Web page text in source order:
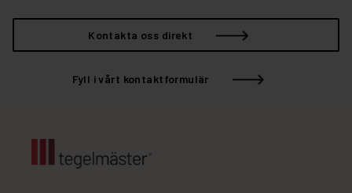
Kontakta oss direkt
Fyll i vårt kontaktformulär